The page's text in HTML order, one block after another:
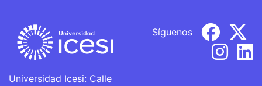
Universidad Icesi: Calle
Síguenos